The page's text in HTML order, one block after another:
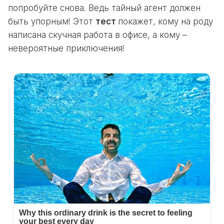
попробуйте снова. Ведь тайный агент должен
быть упорным! Этот тест покажет, кому на роду
написана скучная работа в офисе, а кому –
невероятные приключения!